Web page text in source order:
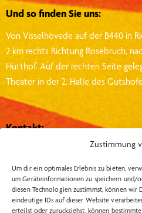
Zustimmung
Um dir ein optimales Erlebnis zu bieten,
um Geräteinformationen zu speichern und/
diesen Technologien zustimmst, können wir
eindeutige IDs auf dieser Website
erteilst oder zurückziehst, können
Und so finden Sie uns:
Von Visselhövede auf der B440 in
2 km rechts Richtung Rosebruch,
Hütthof. Auf der rechten Seite
Theater in der 2. Halle des
Kontakt:
Hütthof 1, 27374, Visselhövede
info@theater-metronom.de
Tel.: 04262 – 1351